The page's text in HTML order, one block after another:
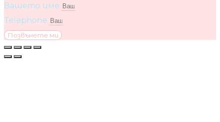
Вашето име
Telephone
Позвънете ми